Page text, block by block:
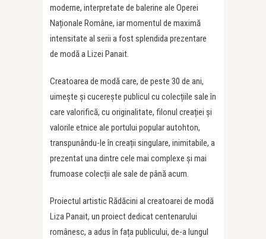
moderne, interpretate de balerine ale Operei
Naționale Române, iar momentul de maximă
intensitate al serii a fost splendida prezentare
de modă a Lizei Panait.
Creatoarea de modă care, de peste 30 de ani,
uimește și cucerește publicul cu colecțiile sale în
care valorifică, cu originalitate, filonul creației și
valorile etnice ale portului popular autohton,
transpunându-le în creații singulare, inimitabile, a
prezentat una dintre cele mai complexe și mai
frumoase colecții ale sale de până acum.
Proiectul artistic Rădăcini al creatoarei de modă
Liza Panait, un proiect dedicat centenarului
românesc, a adus în fața publicului, de-a lungul